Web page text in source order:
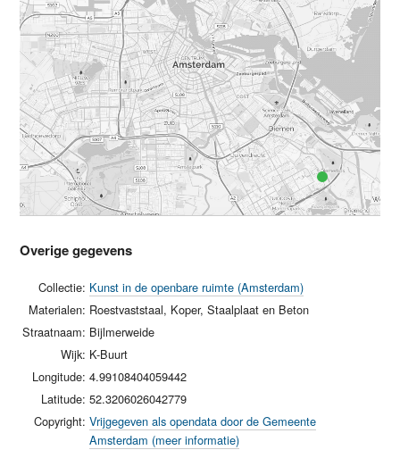
Overige gegevens
Collectie: Kunst in de openbare ruimte (Amsterdam)
Materialen: Roestvaststaal, Koper, Staalplaat en Beton
Straatnaam: Bijlmerweide
Wijk: K-Buurt
Longitude: 4.99108404059442
Latitude: 52.3206026042779
Copyright: Vrijgegeven als opendata door de Gemeente
Amsterdam (meer informatie)